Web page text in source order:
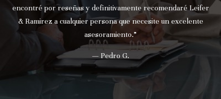
encontré por reseñas y definitivamente recomendaré Leifer
& Ramirez a cualquier persona que necesite un excelente
asesoramiento.”
— Pedro G.